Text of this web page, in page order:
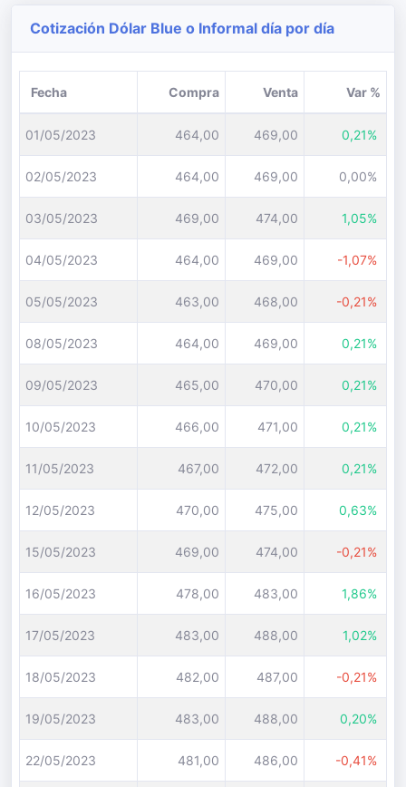
Cotización Dólar Blue o Informal día por día
Fecha Compra Venta Var %
01/05/2023 464,00 469,00 0,21%
02/05/2023 464,00 469,00 0,00%
03/05/2023 469,00 474,00 1,05%
04/05/2023 464,00 469,00 -1,07%
05/05/2023 463,00 468,00 -0,21%
08/05/2023 464,00 469,00 0,21%
09/05/2023 465,00 470,00 0,21%
10/05/2023 466,00 471,00 0,21%
11/05/2023 467,00 472,00 0,21%
12/05/2023 470,00 475,00 0,63%
15/05/2023 469,00 474,00 -0,21%
16/05/2023 478,00 483,00 1,86%
17/05/2023 483,00 488,00 1,02%
18/05/2023 482,00 487,00 -0,21%
19/05/2023 483,00 488,00 0,20%
22/05/2023 481,00 486,00 -0,41%